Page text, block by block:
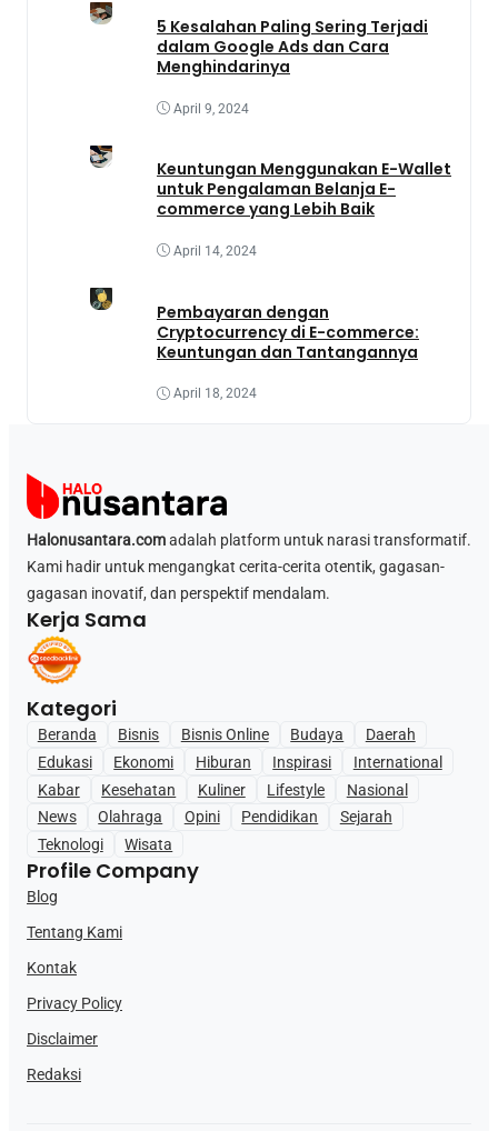
5 Kesalahan Paling Sering Terjadi
dalam Google Ads dan Cara
Menghindarinya
April 9, 2024
Keuntungan Menggunakan E-Wallet
untuk Pengalaman Belanja E-
commerce yang Lebih Baik
April 14, 2024
Pembayaran dengan
Cryptocurrency di E-commerce:
Keuntungan dan Tantangannya
April 18, 2024
Halonusantara.comadalah platform untuk narasi transformatif.
Kami hadir untuk mengangkat cerita-cerita otentik, gagasan-
gagasan inovatif, dan perspektif mendalam.
Kerja Sama
Kategori
Beranda Bisnis Bisnis Online Budaya
Daerah
Edukasi
Ekonomi Hiburan Inspirasi
International
Kabar
Kesehatan Kuliner Lifestyle
Nasional
News
Olahraga Opini Pendidikan
Sejarah
Teknologi
Wisata
Profile Company
Blog
Tentang Kami
Kontak
Privacy Policy
Disclaimer
Redaksi